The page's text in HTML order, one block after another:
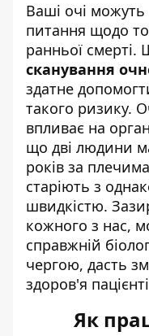
Ваші очі можуть
питання щодо
ранньої смерті.
сканування
здатне
такого ризику.
впливає на
що дві людини
років за
старіють з
швидкістю.
кожного з нас,
справжній
чергою, дасть
здоров'я
Як